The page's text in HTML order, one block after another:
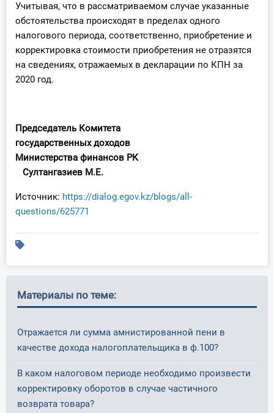
Учитывая, что в рассматриваемом случае указанные
обстоятельства происходят в пределах одного
налогового периода, соответственно, приобретение и
корректировка стоимости приобретения не отразятся
на сведениях, отражаемых в декларации по КПН за
2020 год.
Председатель Комитета
государственных доходов
Министерства финансов РК
Султангазиев М.Е.
Источник: https://dialog.egov.kz/blogs/all-
questions/625771
Материалы по теме:
Отражается ли сумма амнистированной пени в
качестве дохода налогоплательщика в ф.100?
В каком налоговом периоде необходимо произвести
корректировку оборотов в случае частичного
возврата товара?